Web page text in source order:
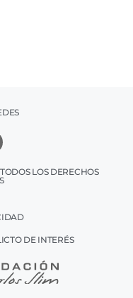
LOS DERECHOS
DE INTERÉS